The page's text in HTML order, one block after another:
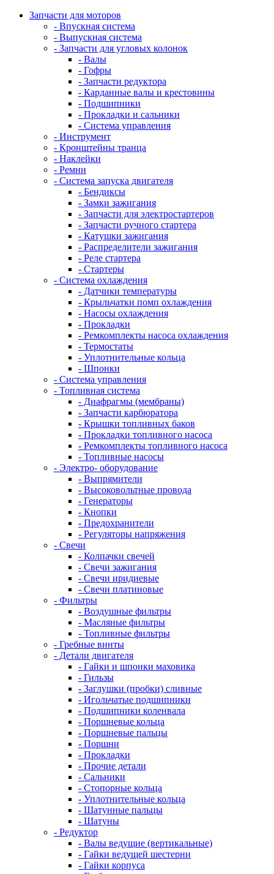
Запчасти для моторов
- Впускная система
- Выпускная система
- Запчасти для угловых колонок
- Валы
- Гофры
- Запчасти редуктора
- Карданные валы и крестовины
- Подшипники
- Прокладки и сальники
- Система управления
- Инструмент
- Кронштейны транца
- Наклейки
- Ремни
- Система запуска двигателя
- Бендиксы
- Замки зажигания
- Запчасти для электростартеров
- Запчасти ручного стартера
- Катушки зажигания
- Распределители зажигания
- Реле стартера
- Стартеры
- Система охлаждения
- Датчики температуры
- Крыльчатки помп охлаждения
- Насосы охлаждения
- Прокладки
- Ремкомплекты насоса охлаждения
- Термостаты
- Уплотнительные кольца
- Шпонки
- Система управления
- Топливная система
- Диафрагмы (мембраны)
- Запчасти карбюратора
- Крышки топливных баков
- Прокладки топливного насоса
- Ремкомплекты топливного насоса
- Топливные насосы
- Электро- оборудование
- Выпрямители
- Высоковольтные провода
- Генераторы
- Кнопки
- Предохранители
- Регуляторы напряжения
- Свечи
- Колпачки свечей
- Свечи зажигания
- Свечи иридиевые
- Свечи платиновые
- Фильтры
- Воздушные фильтры
- Масляные фильтры
- Топливные фильтры
- Гребные винты
- Детали двигателя
- Гайки и шпонки маховика
- Гильзы
- Заглушки (пробки) сливные
- Игольчатые подшипники
- Подшипники коленвала
- Поршневые кольца
- Поршневые пальцы
- Поршни
- Прокладки
- Прочие детали
- Сальники
- Стопорные кольца
- Уплотнительные кольца
- Шатунные пальцы
- Шатуны
- Редуктор
- Валы ведущие (вертикальные)
- Гайки ведущей шестерни
- Гайки корпуса